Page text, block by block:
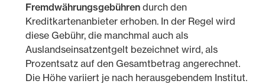
Fremdwährungsgebühren durch den
Kreditkartenanbieter erhoben. In der Regel wird
diese Gebühr, die manchmal auch als
Auslandseinsatzentgelt bezeichnet wird, als
Prozentsatz auf den Gesamtbetrag angerechnet.
Die Höhe variiert je nach herausgebendem Institut.